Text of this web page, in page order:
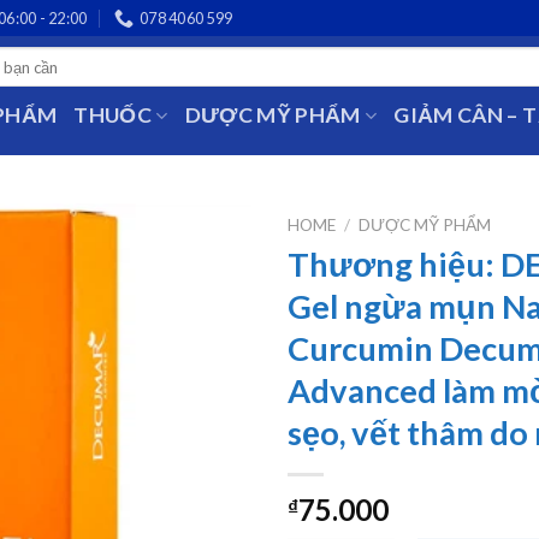
- 22:00 078 4060 599
THUỐC DƯỢC MỸ PHẨM GIẢM CÂN –
HOME / DƯỢC MỸ PHẨM
Thương hiệu:
Gel ngừa mụn
Curcumin
Advanced làm
sẹo, vết thâm do
₫75.000